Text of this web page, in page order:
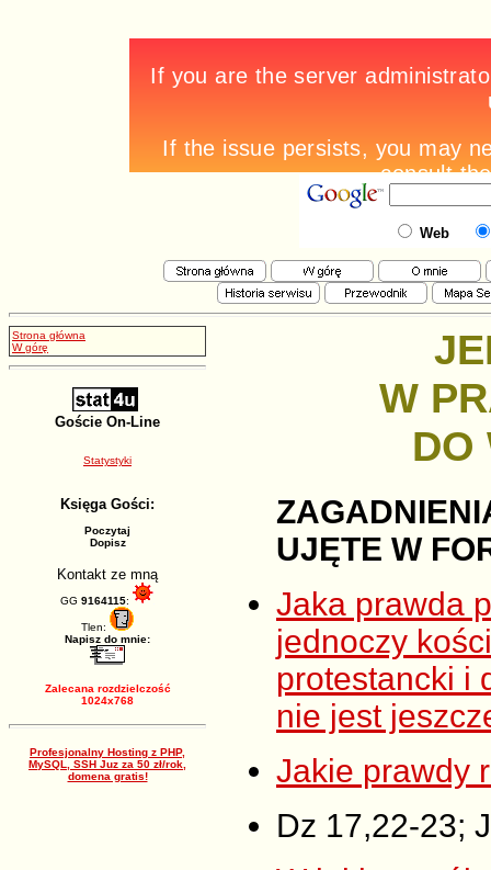
Web
Strona główna
W górę
Goście On-Line
Statystyki
Księga Gości:
Poczytaj
Dopisz
Kontakt ze mną
GG 9164115:
Tlen:
Napisz do mnie:
Zalecana rozdzielczość
1024x768
Profesjonalny Hosting z PHP,
MySQL, SSH Juz za 50 zł/rok,
domena gratis!
W
DO
UJĘTE W
Jaka prawda
jednoczy
protestancki i
nie jest
Jakie prawdy
Dz 17,22-23;